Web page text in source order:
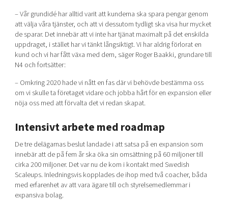
– Vår grundidé har alltid varit att kunderna ska spara pengar genom
att välja våra tjänster, och att vi dessutom tydligt ska visa hur mycket
de sparar. Det innebär att vi inte har tjänat maximalt på det enskilda
uppdraget, i stället har vi tänkt långsiktigt. Vi har aldrig förlorat en
kund och vi har fått växa med dem, säger Roger Baakki, grundare till
N4 och fortsätter:
– Omkring 2020 hade vi nått en fas där vi behövde bestämma oss
om vi skulle ta företaget vidare och jobba hårt för en expansion eller
nöja oss med att förvalta det vi redan skapat.
Intensivt arbete med roadmap
De tre delägarnas beslut landade i att satsa på en expansion som
innebär att de på fem år ska öka sin omsättning på 60 miljoner till
cirka 200 miljoner. Det var nu de kom i kontakt med Swedish
Scaleups. Inledningsvis kopplades de ihop med två coacher, båda
med erfarenhet av att vara ägare till och styrelsemedlemmar i
expansiva bolag.